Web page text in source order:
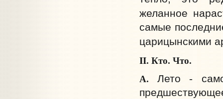
желанное
самые
царицынскими
II. Кто. Что.
А. Лето -